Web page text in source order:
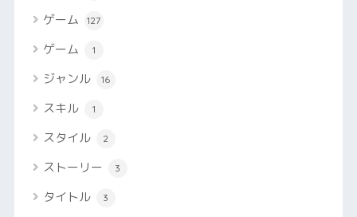
ゲーム 127
ゲーム 1
ジャンル 16
スキル 1
スタイル 2
ストーリー 3
タイトル 3